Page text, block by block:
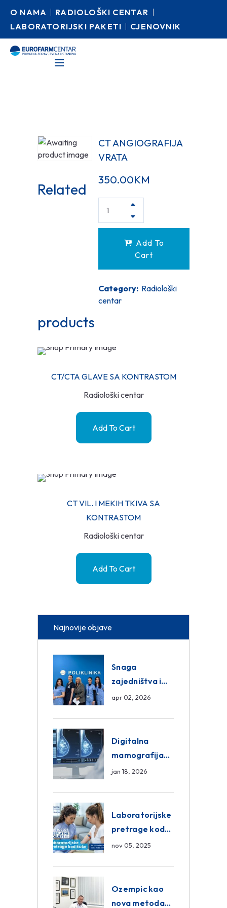
O NAMA
RADIOLOŠKI CENTAR
LABORATORIJSKI PAKETI
CJENOVNIK
CT ANGIOGRAFIJA
VRATA
350.00KM
Add To
Cart
Category: Radiološki
centar
Related
products
CT/CTA GLAVE SA KONTRASTOM
Radiološki centar
Add To Cart
CT VIL. I MEKIH TKIVA SA
KONTRASTOM
Radiološki centar
Add To Cart
Najnovije objave
Snaga
zajedništva i
razmjena
Group
apr 02, 2026
Digitalna
mamografija
Sarajevo –
Centar
Poliklinika
jan 18, 2026
Laboratorijske
pretrage kod
kuće – novo u
Poliklinici
nov 05, 2025
Ozempic kao
nova metoda